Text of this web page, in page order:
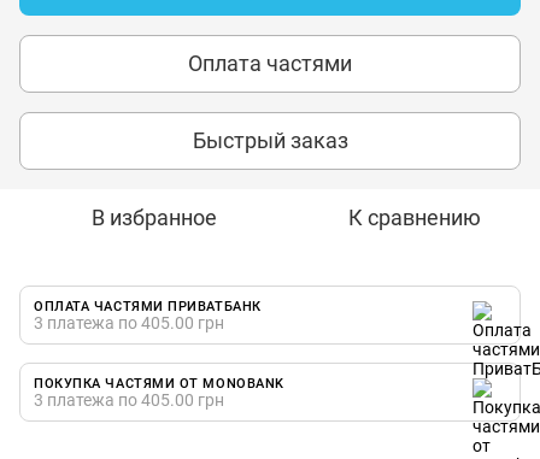
Оплата частями
Быстрый заказ
В избранное К сравнению
ОПЛАТА ЧАСТЯМИ ПРИВАТБАНК
3 платежа по 405.00 грн
ПОКУПКА ЧАСТЯМИ ОТ MONOBANK
3 платежа по 405.00 грн